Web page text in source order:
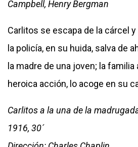
Campbell, Henry Bergman
Carlitos se escapa de la cárcel
la policía, en su huida, salva de
la madre de una joven; la
heroica acción, lo acoge en su
Carlitos a la una de la
1916, 30´